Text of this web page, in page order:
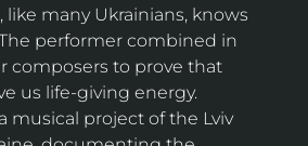
many Ukrainians, knows
performer combined in
composers to prove that
us life-giving energy.
musical project of the Lviv